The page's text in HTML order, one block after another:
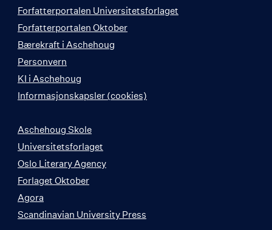
Forfatterportalen Universitetsforlaget
Forfatterportalen Oktober
Bærekraft i Aschehoug
Personvern
KI i Aschehoug
Informasjonskapsler (cookies)
Aschehoug Skole
Universitetsforlaget
Oslo Literary Agency
Forlaget Oktober
Agora
Scandinavian University Press